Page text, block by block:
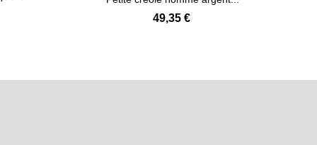
49,35 €